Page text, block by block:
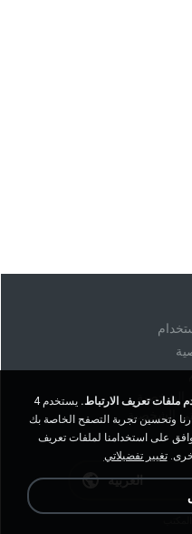
الشخصية
الشخصية
العربية
ملفات تعريف الارتباط.
يستخدم 4shared ملفات تعريف الارتباط
وتحسين تجربة التصفح الخاصة بك
على استخدامنا لملفات تعريف
تغيير تفضيلاتي